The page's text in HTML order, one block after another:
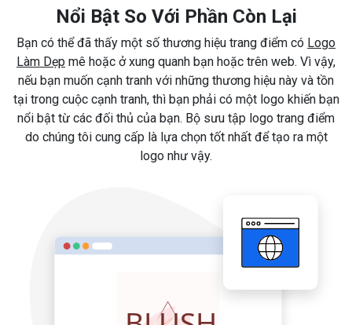
Nổi Bật So Với Phần Còn Lại
Bạn có thể đã thấy một số thương hiệu trang điểm có Logo
Làm Dẹp mê hoặc ở xung quanh bạn hoặc trên web. Vì vậy,
nếu bạn muốn cạnh tranh với những thương hiệu này và tồn
tại trong cuộc cạnh tranh, thì bạn phải có một logo khiến bạn
nổi bật từ các đối thủ của bạn. Bộ sưu tập logo trang điểm
do chúng tôi cung cấp là lựa chọn tốt nhất để tạo ra một
logo như vậy.